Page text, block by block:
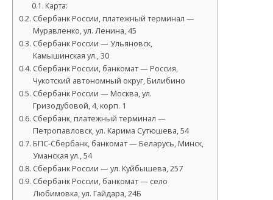
Карта:
Сбербанк России, платежный терминал —
Муравленко, ул. Ленина, 45
Сбербанк России — Ульяновск,
Камышинская ул., 30
Сбербанк России, банкомат — Россия,
Чукотский автономный округ, Билибино
Сбербанк России — Москва, ул.
Гризодубовой, 4, корп. 1
Сбербанк, платежный терминал —
Петропавловск, ул. Карима Сутюшева, 54
БПС-Сбербанк, банкомат — Беларусь, Минск,
Уманская ул., 54
Сбербанк России — ул. Куйбышева, 257
Сбербанк России, банкомат — село
Любимовка, ул. Гайдара, 24Б